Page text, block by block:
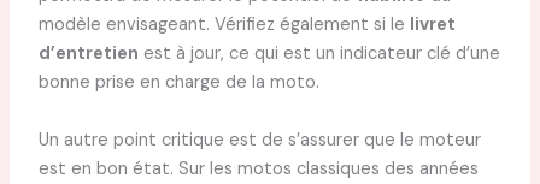
modèle envisageant. Vérifiez également si le livret
d’entretien est à jour, ce qui est un indicateur clé d’une
bonne prise en charge de la moto.
Un autre point critique est de s’assurer que le moteur
est en bon état. Sur les motos classiques des années